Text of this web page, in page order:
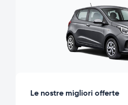
Le nostre migliori offerte